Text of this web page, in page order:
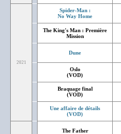
2021
Spider-Man :
No Way Home
The King's Man : Première
Mission
Dune
Oslo
(VOD)
Braquage final
(VOD)
Une affaire de détails
(VOD)
The Father